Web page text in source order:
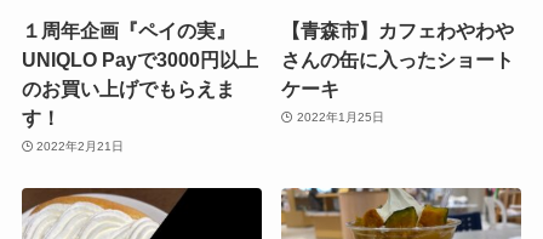
１周年企画『ペイの実』
UNIQLO Payで3000円以上
のお買い上げでもらえま
す！
2022年2月21日
【青森市】カフェわやわや
さんの缶に入ったショート
ケーキ
2022年1月25日